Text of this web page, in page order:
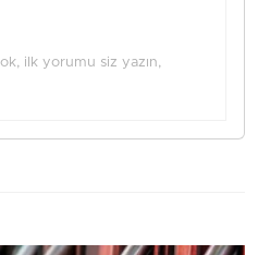
ilk yorumu siz yazın,